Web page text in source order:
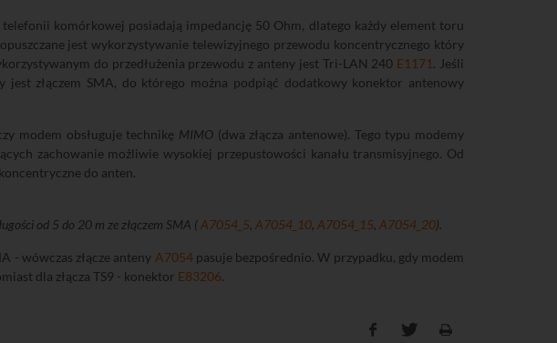
komórkowej posiadają impedancję 50 Ohm, dlatego każdy element toru
jest wykorzystywanie telewizyjnego przewodu koncentrycznego który
do przedłużenia przewodu z anteny jest Tri-LAN 240 E1171 . Jeśli
jest złączem SMA, do którego można podpiąć dodatkowy konektor antenowy
modem obsługuje technikę MIMO(dwa złącza antenowe). Tego typu modemy
zachowanie możliwie wysokiej przepustowości kanału transmisyjnego. Od
do anten.
od 5 do 20 m ze złączem SMA (A7054_5, A7054_10, A7054_15, A7054_20).
- wówczas złącze anteny A7054pasuje bezpośrednio. W przypadku, gdy modem
dla złącza TS9 - konektor E83206.